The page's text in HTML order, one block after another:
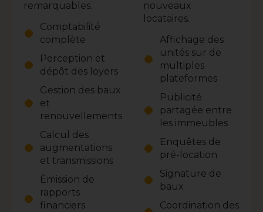
remarquables.
Comptabilité
complète
Perception et
dépôt des loyers
Gestion des baux
et
renouvellements
Calcul des
augmentations
et transmissions
Émission de
rapports
financiers
nouveaux
locataires.
Affichage des
unités sur de
multiples
plateformes
Publicité
partagée entre
les immeubles
Enquêtes de
pré-location
Signature de
baux
Coordination des